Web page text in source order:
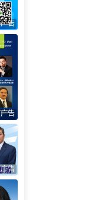
广告
广告
广告